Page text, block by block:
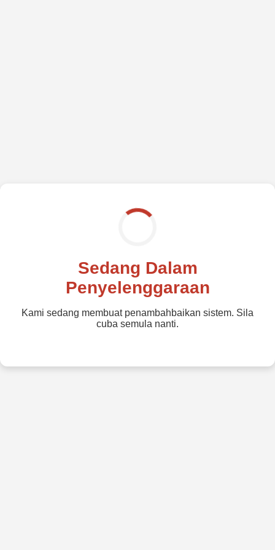
Sedang Dalam
Penyelenggaraan
Kami sedang membuat penambahbaikan sistem. Sila
cuba semula nanti.